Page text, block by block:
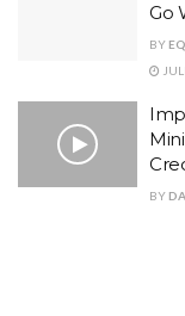
Go
BY
BY